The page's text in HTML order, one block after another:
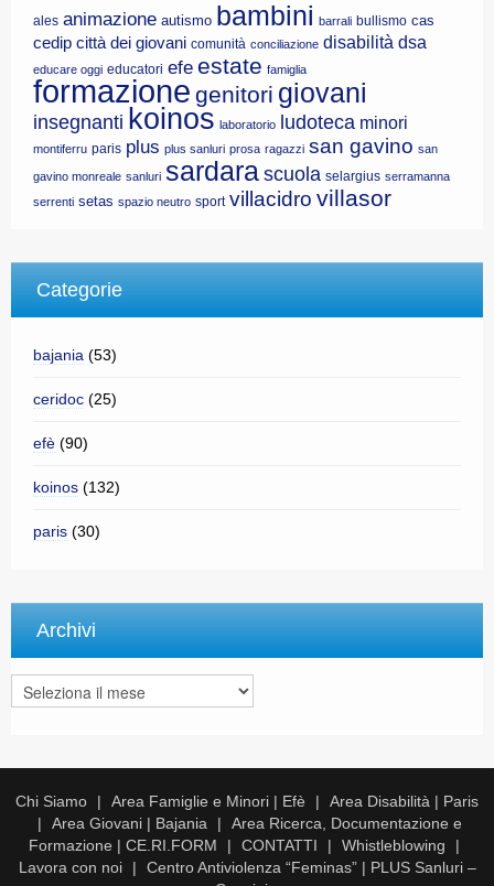
ales animazione autismo bambini barrali bullismo cas
cedip città dei giovani comunità conciliazione disabilità dsa
educare oggi educatori efe estate famiglia
formazione genitori giovani
insegnanti koinos laboratorio ludoteca minori
montiferru paris plus plus sanluri prosa ragazzi san gavino san
gavino monreale sanluri sardara scuola selargius serramanna
serrenti setas spazio neutro sport villacidro villasor
Categorie
bajania (53)
ceridoc (25)
efè (90)
koinos (132)
paris (30)
Archivi
Archivi
Chi Siamo Area Famiglie e Minori | Efè
Area Disabilità | Paris
Area Giovani | Bajania
Area Ricerca, Documentazione e
Formazione | CE.RI.FORM
CONTATTI
Whistleblowing
Lavora con noi
Centro Antiviolenza “Feminas” | PLUS Sanluri –